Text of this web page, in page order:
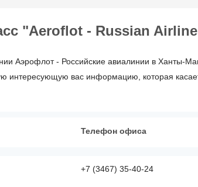
"Aeroflot - Russian
Аэрофлот - Российские авиалинии в Ханты-
интересующую вас информацию, которая
Телефон офиса
+7 (3467) 35-40-24